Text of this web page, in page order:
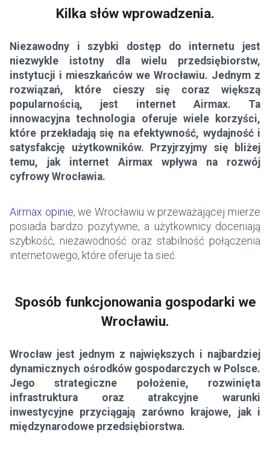
Kilka słów wprowadzenia.
Niezawodny i szybki dostęp do internetu jest
niezwykle istotny dla wielu przedsiębiorstw,
instytucji i mieszkańców we Wrocławiu. Jednym z
rozwiązań, które cieszy się coraz większą
popularnością, jest internet Airmax. Ta
innowacyjna technologia oferuje wiele korzyści,
które przekładają się na efektywność, wydajność i
satysfakcję użytkowników. Przyjrzyjmy się bliżej
temu, jak internet Airmax wpływa na rozwój
cyfrowy Wrocławia.
Airmax opinie, we Wrocławiu w przeważającej mierze
posiada bardzo pozytywne, a użytkownicy doceniają
szybkość, niezawodność oraz stabilność połączenia
internetowego, które oferuje ta sieć.
Sposób funkcjonowania gospodarki we
Wrocławiu.
Wrocław jest jednym z największych i najbardziej
dynamicznych ośrodków gospodarczych w Polsce.
Jego strategiczne położenie, rozwinięta
infrastruktura oraz atrakcyjne warunki
inwestycyjne przyciągają zarówno krajowe, jak i
międzynarodowe przedsiębiorstwa.